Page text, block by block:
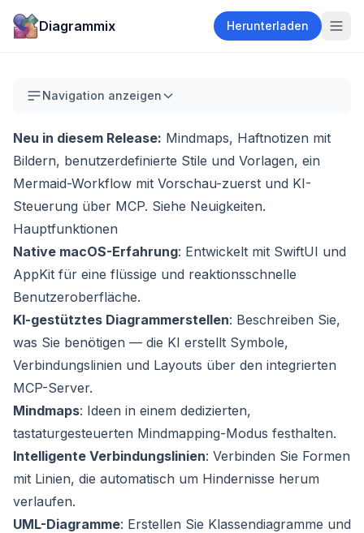
Diagrammix Herunterladen
Navigation anzeigen
Neu in diesem Release: Mindmaps, Haftnotizen mit
Bildern, benutzerdefinierte Stile und Vorlagen, ein
Mermaid-Workflow mit Vorschau-zuerst und KI-
Steuerung über MCP. Siehe Neuigkeiten.
Hauptfunktionen
Native macOS-Erfahrung: Entwickelt mit SwiftUI und
AppKit für eine flüssige und reaktionsschnelle
Benutzeroberfläche.
KI-gestütztes Diagrammerstellen: Beschreiben Sie,
was Sie benötigen — die KI erstellt Symbole,
Verbindungslinien und Layouts über den integrierten
MCP-Server.
Mindmaps: Ideen in einem dedizierten,
tastaturgesteuerten Mindmapping-Modus festhalten.
Intelligente Verbindungslinien: Verbinden Sie Formen
mit Linien, die automatisch um Hindernisse herum
verlaufen.
UML-Diagramme: Erstellen Sie Klassendiagramme und